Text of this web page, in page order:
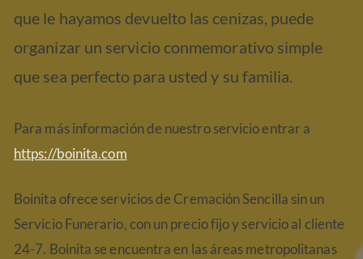
que le hayamos devuelto las cenizas, puede
organizar un servicio conmemorativo simple
que sea perfecto para usted y su familia.
Para más información de nuestro servicio entrar a
https://boinita.com
Boinita ofrece servicios de Cremación Sencilla sin un
Servicio Funerario, con un precio fijo y servicio al cliente
24-7. Boinita se encuentra en las áreas metropolitanas